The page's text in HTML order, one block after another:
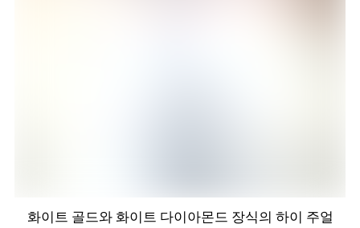
화이트 골드와 화이트 다이아몬드 장식의 하이 주얼